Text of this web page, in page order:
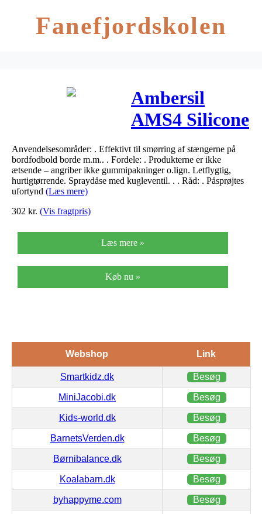
Fanefjordskolen
Ambersil
AMS4 Silicone
Grease 400ml
Anvendelsesområder: . Effektivt til smørring af stængerne på
bordfodbold borde m.m.. . Fordele: . Produkterne er ikke
ætsende – angriber ikke gummipakninger o.lign. Letflygtig,
hurtigtørrende. Spraydåse med kugleventil. . . Råd: . Påsprøjtes
ufortynd (Læs mere)
302 kr. (Vis fragtpris)
Læs mere »
Køb nu »
Webshop Link
Smartkidz.dk Besøg
MiniJacobi.dk Besøg
Kids-world.dk Besøg
BarnetsVerden.dk Besøg
Børnibalance.dk Besøg
Koalabarn.dk Besøg
byhappyme.com Besøg